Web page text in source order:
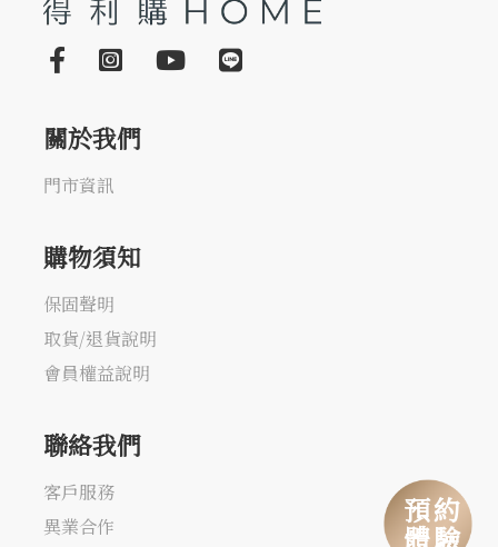
關於我們
門市資訊
購物須知
保固聲明
取貨/退貨說明
會員權益說明
聯絡我們
客戶服務
異業合作
預約
體驗